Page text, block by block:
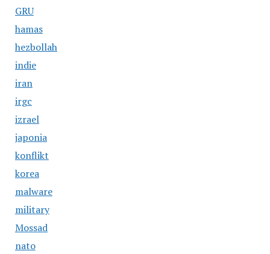
GRU
hamas
hezbollah
indie
iran
irgc
izrael
japonia
konflikt
korea
malware
military
Mossad
nato